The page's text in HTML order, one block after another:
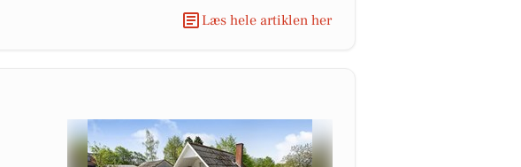
Læs hele artiklen her